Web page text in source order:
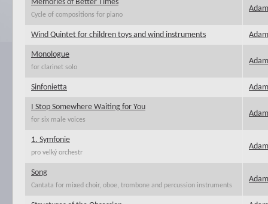
Memories of Better Times
Cycle of compositions for piano
Wind Quintet for children toys and wind instruments
Monologue
for clarinet solo
Sinfonietta
I Stop Somewhere Waiting for You
for six male voices
1. Symfonie
pro velký orchestr
Song
Cantata for mixed choir, oboe, trombone and percussion instruments